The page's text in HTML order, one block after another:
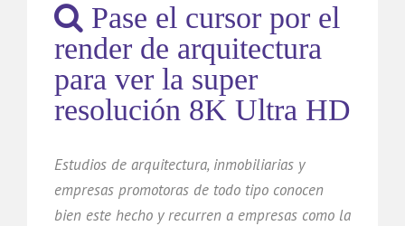
Pase el cursor por el
render de arquitectura
para ver la super
resolución 8K Ultra HD
Estudios de arquitectura, inmobiliarias y
empresas promotoras de todo tipo conocen
bien este hecho y recurren a empresas como la